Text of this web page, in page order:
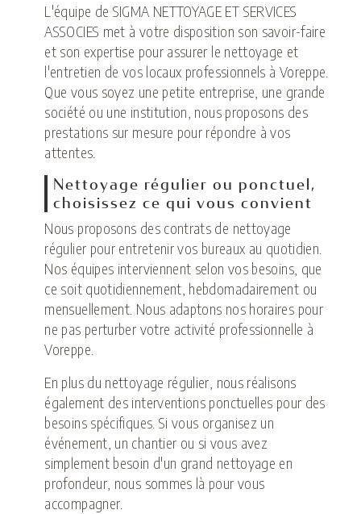
L'équipe de SIGMA NETTOYAGE ET SERVICES
ASSOCIES met à votre disposition son savoir-faire
et son expertise pour assurer le nettoyage et
l'entretien de vos locaux professionnels à Voreppe.
Que vous soyez une petite entreprise, une grande
société ou une institution, nous proposons des
prestations sur mesure pour répondre à vos
attentes.
Nettoyage régulier ou ponctuel,
choisissez ce qui vous convient
Nous proposons des contrats de nettoyage
régulier pour entretenir vos bureaux au quotidien.
Nos équipes interviennent selon vos besoins, que
ce soit quotidiennement, hebdomadairement ou
mensuellement. Nous adaptons nos horaires pour
ne pas perturber votre activité professionnelle à
Voreppe.
En plus du nettoyage régulier, nous réalisons
également des interventions ponctuelles pour des
besoins spécifiques. Si vous organisez un
événement, un chantier ou si vous avez
simplement besoin d'un grand nettoyage en
profondeur, nous sommes là pour vous
accompagner.